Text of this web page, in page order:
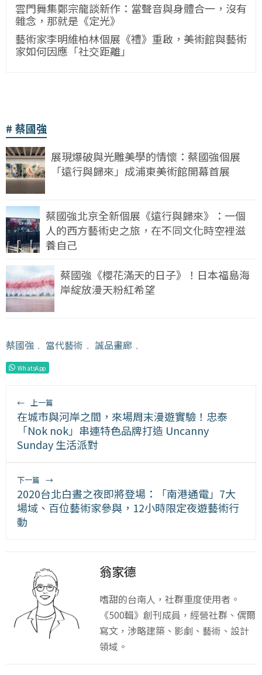
雲門舞集鄭宗龍談新作：當聲音與身體合一，沒有
雜念，那就是《定光》
藝術家李明維柏林個展《禮》重啟，美術館與藝術
家如何因應「社交距離」
蔡國強
展現爆破與光雕美學的情懷：蔡國強個展
「遠行與歸來」成浦東美術館開幕首展
蔡國強北京全新個展《遠行與歸來》：一個
人的西方藝術史之旅，在不同文化時空裡滋
養自己
蔡國強《櫻花滿天的日子》！日本福島海
岸綻放漫天粉紅希望
蔡國強 ﹒ 當代藝術 ﹒ 誠品畫廊 ﹒
WhatsApp
← 上一篇
在城市與河岸之間，來場周末漫遊實驗！忠泰
「Nok nok」串連特色品牌打造 Uncanny
Sunday 生活派對
下一篇 →
2020台北白晝之夜即將登場：「南港通電」7大
場域、百位藝術家參與，12小時限定夜遊藝術行
動
翁家德
嗜甜的台南人，社群重度使用者。
《500輯》創刊成員，經營社群、偶爾
寫文，涉略建築、影劇、藝術、設計
領域。